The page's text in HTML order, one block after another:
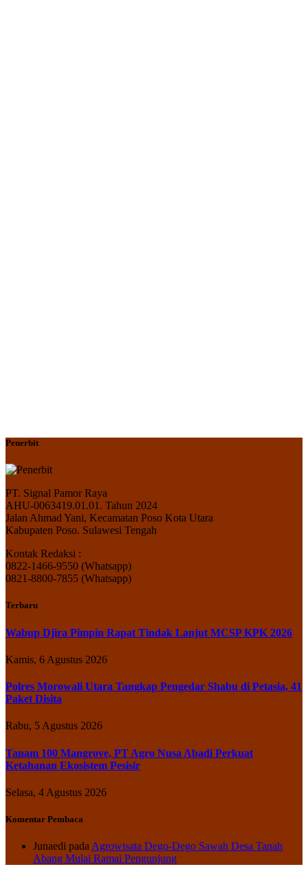
Penerbit
PT. Signal Pamor Raya
AHU-0063419.01.01. Tahun 2024
Jalan Ahmad Yani, Kecamatan Poso Kota Utara
Kabupaten Poso. Sulawesi Tengah
Kontak Redaksi :
0822-1466-9550 (Whatsapp)
0821-8800-7855 (Whatsapp)
Terbaru
Wabup Djira Pimpin Rapat Tindak Lanjut MCSP KPK 2026
Kamis, 6 Agustus 2026
Polres Morowali Utara Tangkap Pengedar Shabu di Petasia, 41
Paket Disita
Rabu, 5 Agustus 2026
Tanam 100 Mangrove, PT Agro Nusa Abadi Perkuat
Ketahanan Ekosistem Pesisir
Selasa, 4 Agustus 2026
Komentar Pembaca
Junaedi pada Agrowisata Dego-Dego Sawah Desa Tanah
Abang Mulai Ramai Pengunjung